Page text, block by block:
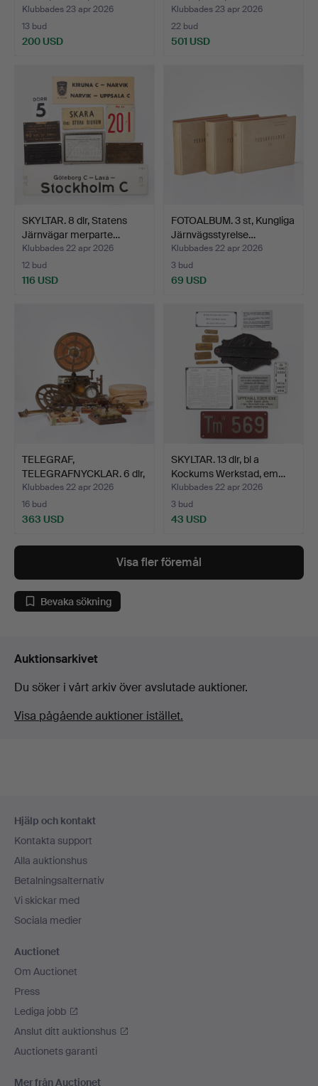
Klubbades 23 apr 2026
13 bud
200 USD
Klubbades 23 apr 2026
22 bud
501 USD
SKYLTAR. 8 dlr, Statens
Järnvägar merparte…
Klubbades 22 apr 2026
12 bud
116 USD
FOTOALBUM. 3 st, Kungliga
Järnvägsstyrelse…
Klubbades 22 apr 2026
3 bud
69 USD
TELEGRAF,
TELEGRAFNYCKLAR. 6 dlr,
L.M Eric…
Klubbades 22 apr 2026
16 bud
363 USD
SKYLTAR. 13 dlr, bl a
Kockums Werkstad, em…
Klubbades 22 apr 2026
3 bud
43 USD
Visa fler föremål
Bevaka sökning
Auktionsarkivet
Du söker i vårt arkiv över avslutade auktioner.
Visa pågående auktioner istället.
Hjälp och kontakt
Kontakta support
Alla auktionshus
Betalningsalternativ
Vi skickar med
Sociala medier
Auctionet
Om Auctionet
Press
Lediga jobb
Anslut ditt auktionshus
Auctionets garanti
Mer från Auctionet